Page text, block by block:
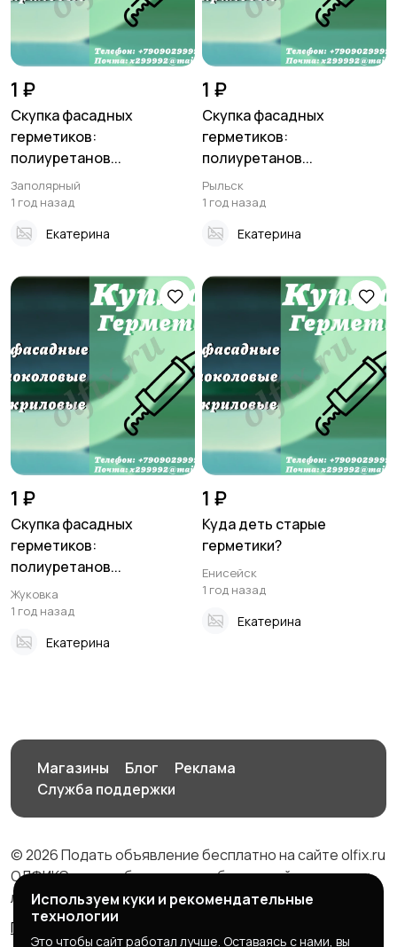
1 ₽
Скупка фасадных
герметиков:
полиуретанов...
Заполярный
1 год назад
Екатерина
1 ₽
Скупка фасадных
герметиков:
полиуретанов...
Рыльск
1 год назад
Екатерина
1 ₽
Скупка фасадных
герметиков:
полиуретанов...
Жуковка
1 год назад
Екатерина
1 ₽
Куда деть старые
герметики?
Енисейск
1 год назад
Екатерина
Магазины Блог
Реклама
Служба поддержки
© 2026 Подать объявление бесплатно на сайте olfix.ru
ОЛФИКС - доска беспалтных объявлений от частных
лиц и компаний
Правила сервиса
Используем куки и рекомендательные
технологии
Это чтобы сайт работал лучше. Оставаясь с нами, вы